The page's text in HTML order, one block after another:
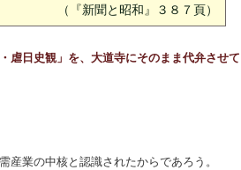
（『新聞と昭和』３８７頁）
虐日史観」を、大道寺にそのまま代弁させて
業の中核と認識されたからであろう。